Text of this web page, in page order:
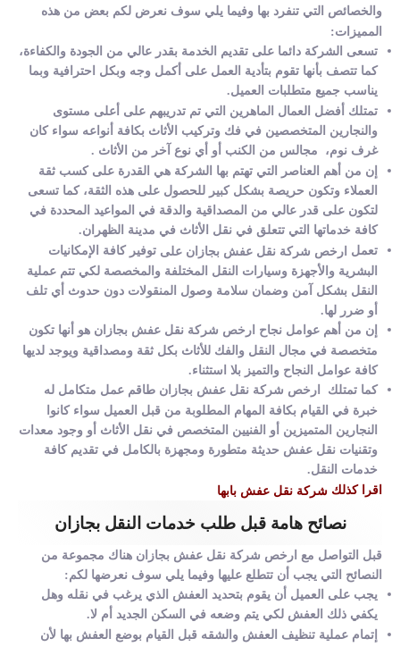
والخصائص التي تنفرد بها وفيما يلي سوف نعرض لكم بعض من هذه
المميزات:
تسعى الشركة دائما على تقديم الخدمة بقدر عالي من الجودة والكفاءة،
كما تتصف بأنها تقوم بتأدية العمل على أكمل وجه وبكل احترافية وبما
يناسب جميع متطلبات العميل.
تمتلك أفضل العمال الماهرين التي تم تدريبهم على أعلى مستوى
والنجارين المتخصصين في فك وتركيب الأثاث بكافة أنواعه سواء كان
غرف نوم، مجالس من الكنب أو أي نوع آخر من الأثاث .
إن من أهم العناصر التي تهتم بها الشركة هي القدرة على كسب ثقة
العملاء وتكون حريصة بشكل كبير للحصول على هذه الثقة، كما تسعى
لتكون على قدر عالي من المصداقية والدقة في المواعيد المحددة في
كافة خدماتها التي تتعلق في نقل الأثاث في مدينة الظهران.
تعمل ارخص شركة نقل عفش بجازان على توفير كافة الإمكانيات
البشرية والأجهزة وسيارات النقل المختلفة والمخصصة لكي تتم عملية
النقل بشكل آمن وضمان سلامة وصول المنقولات دون حدوث أي تلف
أو ضرر لها.
إن من أهم عوامل نجاح ارخص شركة نقل عفش بجازان هو أنها تكون
متخصصة في مجال النقل والفك للأثاث بكل ثقة ومصداقية ويوجد لديها
كافة عوامل النجاح والتميز بلا استثناء.
كما تمتلك ارخص شركة نقل عفش بجازان طاقم عمل متكامل له
خبرة في القيام بكافة المهام المطلوبة من قبل العميل سواء كانوا
النجارين المتميزين أو الفنيين المتخصص في نقل الأثاث أو وجود معدات
وتقنيات نقل عفش حديثة متطورة ومجهزة بالكامل في تقديم كافة
خدمات النقل.
اقرا كذلك شركة نقل عفش بابها
نصائح هامة قبل طلب خدمات النقل بجازان
قبل التواصل مع ارخص شركة نقل عفش بجازان هناك مجموعة من
النصائح التي يجب أن تتطلع عليها وفيما يلي سوف نعرضها لكم:
يجب على العميل أن يقوم بتحديد العفش الذي يرغب في نقله وهل
يكفي ذلك العفش لكي يتم وضعه في السكن الجديد أم لا.
إتمام عملية تنظيف العفش والشقه قبل القيام بوضع العفش بها لأن